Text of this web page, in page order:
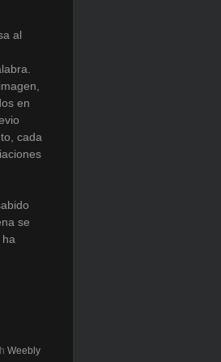
al
en
cada
se
Weebly